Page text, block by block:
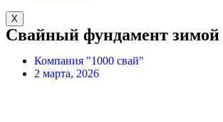
X
Свайный фундамент зимой
Компания "1000 свай"
2 марта, 2026